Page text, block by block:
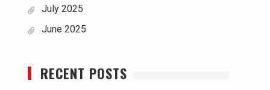
July 2025
June 2025
RECENT POSTS